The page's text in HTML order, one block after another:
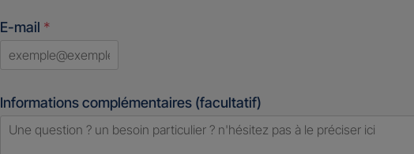
E-mail *
Informations complémentaires (facultatif)